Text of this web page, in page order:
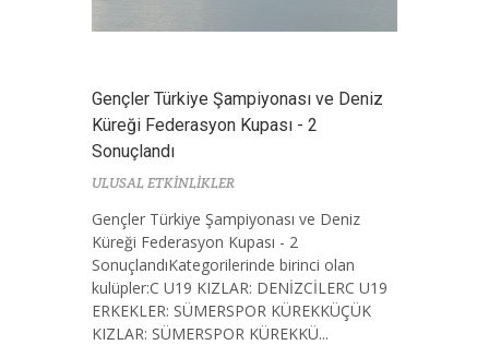
Gençler Türkiye Şampiyonası ve Deniz
Küreği Federasyon Kupası - 2
Sonuçlandı
ULUSAL ETKİNLİKLER
Gençler Türkiye Şampiyonası ve Deniz
Küreği Federasyon Kupası - 2
SonuçlandıKategorilerinde birinci olan
kulüpler:C U19 KIZLAR: DENİZCİLERC U19
ERKEKLER: SÜMERSPOR KÜREKKÜÇÜK
KIZLAR: SÜMERSPOR KÜREKKÜ...